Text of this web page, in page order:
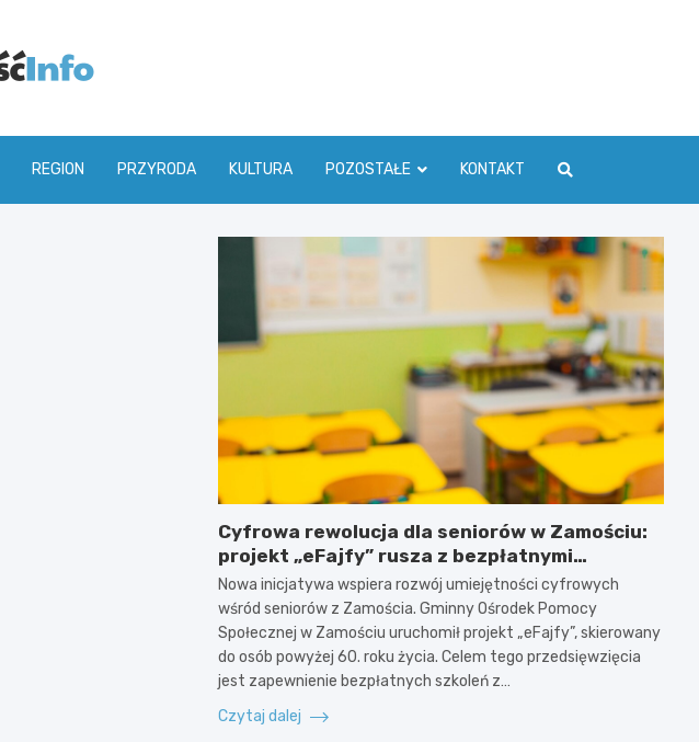
REGION PRZYRODA KULTURA POZOSTAŁE KONTAKT
Cyfrowa rewolucja dla seniorów w Zamościu:
projekt „eFajfy” rusza z bezpłatnymi
szkoleniami!
Nowa inicjatywa wspiera rozwój umiejętności cyfrowych
wśród seniorów z Zamościa. Gminny Ośrodek Pomocy
Społecznej w Zamościu uruchomił projekt „eFajfy”, skierowany
do osób powyżej 60. roku życia. Celem tego przedsięwzięcia
jest zapewnienie bezpłatnych szkoleń z…
Czytaj dalej